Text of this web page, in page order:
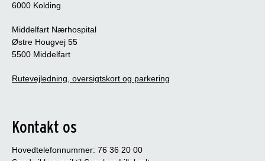
6000 Kolding
Middelfart Nærhospital
Østre Hougvej 55
5500 Middelfart
Rutevejledning, oversigtskort og parkering
Kontakt os
Hovedtelefonnummer: 76 36 20 00